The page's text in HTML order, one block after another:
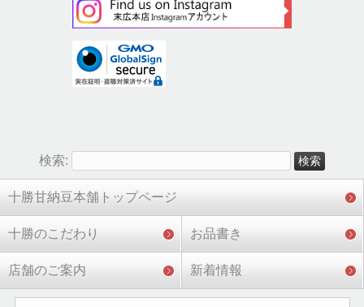
検索:
十勝甘納豆本舗トップページ
十勝のこだわり お品書き
店舗のご案内 新着情報